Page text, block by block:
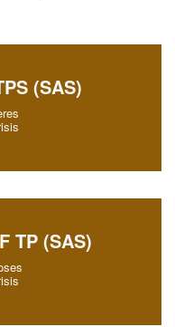
(SAS)
TP (SAS)